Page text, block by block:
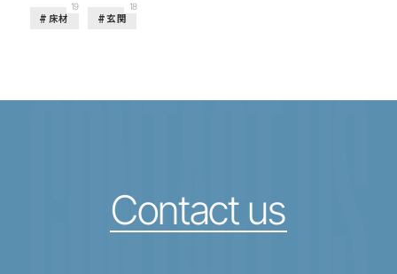
床材
19
玄関
18
Contact us